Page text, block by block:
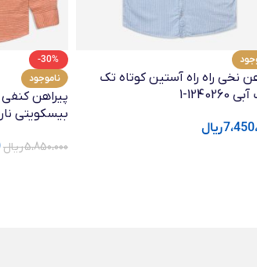
نخی راه راه آستین کوتاه تک
1
ریال
-30%
ناموجود
پیراهن
بیسکویتی نارنجی
5،850،000ریال